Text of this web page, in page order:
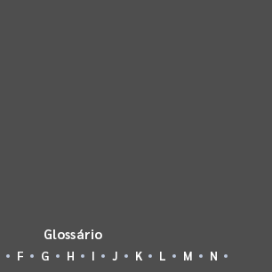
Glossário
F G H I J K L M N